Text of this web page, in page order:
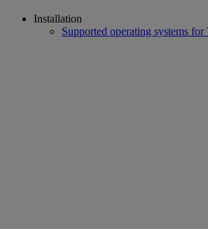
Installation
Supported operating systems